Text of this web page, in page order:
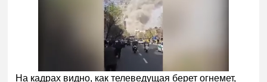
На кадрах видно, как телеведущая берет огнемет,